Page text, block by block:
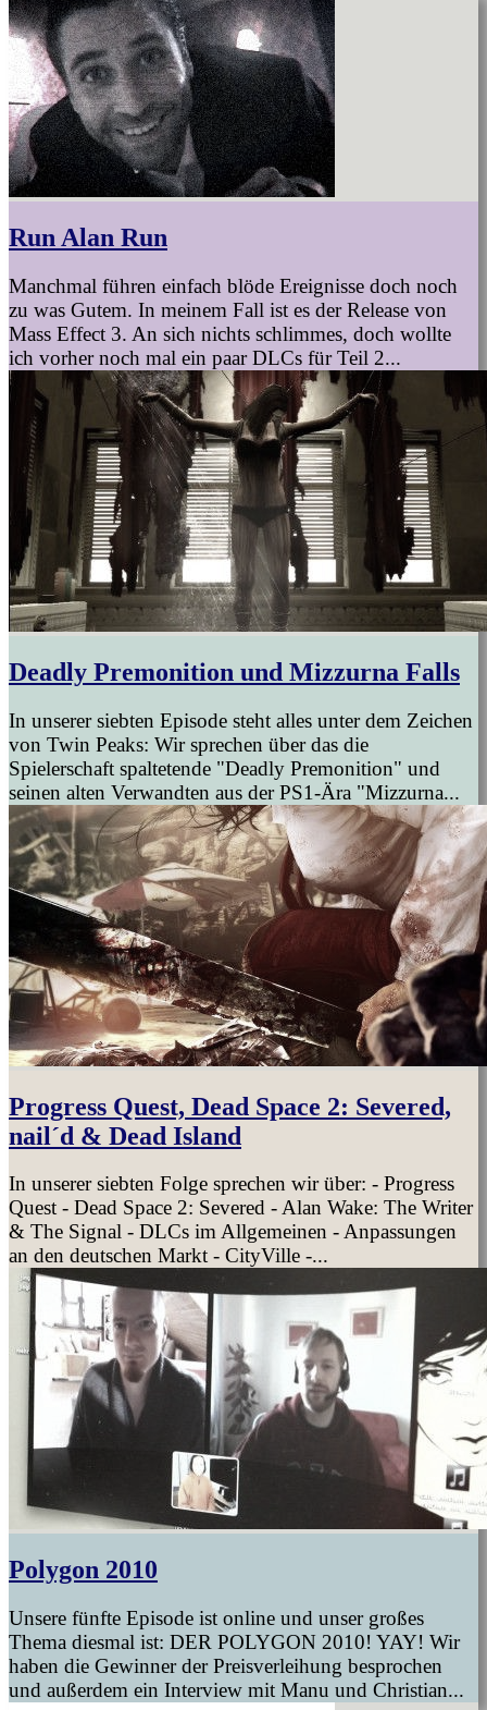
Run Alan Run
Manchmal führen einfach blöde Ereignisse doch noch
zu was Gutem. In meinem Fall ist es der Release von
Mass Effect 3. An sich nichts schlimmes, doch wollte
ich vorher noch mal ein paar DLCs für Teil 2...
Deadly Premonition und Mizzurna Falls
In unserer siebten Episode steht alles unter dem Zeichen
von Twin Peaks: Wir sprechen über das die
Spielerschaft spaltetende "Deadly Premonition" und
seinen alten Verwandten aus der PS1-Ära "Mizzurna...
Progress Quest, Dead Space 2: Severed,
nail´d & Dead Island
In unserer siebten Folge sprechen wir über: - Progress
Quest - Dead Space 2: Severed - Alan Wake: The Writer
& The Signal - DLCs im Allgemeinen - Anpassungen
an den deutschen Markt - CityVille -...
Polygon 2010
Unsere fünfte Episode ist online und unser großes
Thema diesmal ist: DER POLYGON 2010! YAY! Wir
haben die Gewinner der Preisverleihung besprochen
und außerdem ein Interview mit Manu und Christian...